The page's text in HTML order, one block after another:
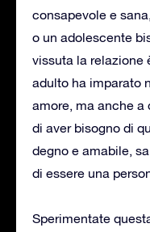
consapevole e
o un adolescente
vissuta la relazione
adulto ha imparato
amore, ma anche a
di aver bisogno di
degno e amabile,
di essere una
Sperimentate